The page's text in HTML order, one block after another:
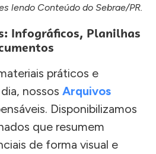
lendo Conteúdo do Sebrae/PR.
Infográficos, Planilhas
práticos e
nossos Arquivos
Disponibilizamos
que resumem
de forma visual e